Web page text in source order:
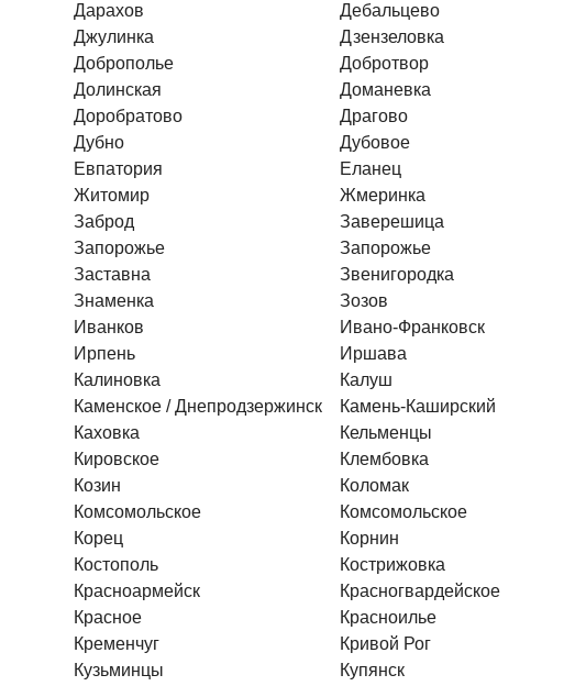
Дарахов
Дебальцево
Джулинка
Дзензеловка
Доброполье
Добротвор
Долинская
Доманевка
Доробратово
Драгово
Дубно
Дубовое
Евпатория
Еланец
Житомир
Жмеринка
Заброд
Заверешица
Запорожье
Запорожье
Заставна
Звенигородка
Знаменка
Зозов
Иванков
Ивано-Франковск
Ирпень
Иршава
Калиновка
Калуш
Каменское / Днепродзержинск
Камень-Каширский
Каховка
Кельменцы
Кировское
Клембовка
Козин
Коломак
Комсомольское
Комсомольское
Корец
Корнин
Костополь
Кострижовка
Красноармейск
Красногвардейское
Красное
Красноилье
Кременчуг
Кривой Рог
Кузьминцы
Купянск